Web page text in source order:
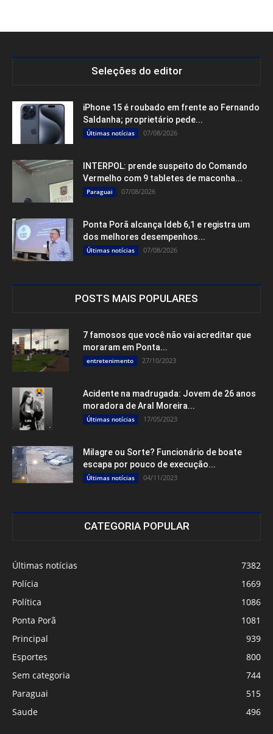
Seleções do editor
iPhone 15 é roubado em frente ao Fernando
Saldanha; proprietário pede...
Últimas notícias 07/08/2026
INTERPOL: prende suspeito do Comando
Vermelho com 9 tabletes de maconha...
Paraguai 07/08/2026
Ponta Porã alcança Ideb 6,1 e registra um
dos melhores desempenhos...
Últimas notícias 07/08/2026
POSTS MAIS POPULARES
7 famosos que você não vai acreditar que
moraram em Ponta...
entretenimento 27/10/2023
Acidente na madrugada: Jovem de 26 anos
moradora de Aral Moreira...
Últimas notícias 17/05/2023
Milagre ou Sorte? Funcionário de boate
escapa por pouco de execução...
Últimas notícias 04/11/2023
CATEGORIA POPULAR
Últimas notícias
7382
Polícia
1669
Política
1086
Ponta Porã
1081
Principal
939
Esportes
800
Sem categoria
744
Paraguai
515
Saude
496